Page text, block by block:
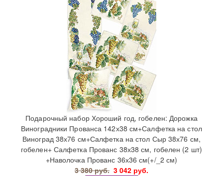
Подарочный набор Хороший год, гобелен: Дорожка
Виноградники Прованса 142х38 см+Салфетка на стол
Виноград 38х76 см+Салфетка на стол Сыр 38х76 см,
гобелен+ Салфетка Прованс 38х38 см, гобелен (2 шт)
+Наволочка Прованс 36х36 см(+/_2 см)
3 380 руб. 3 042 руб.